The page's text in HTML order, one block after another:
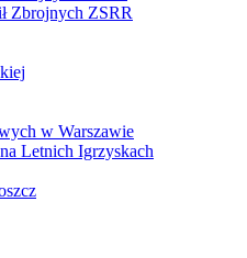
Zbrojnych ZSRR
w Warszawie
Letnich Igrzyskach